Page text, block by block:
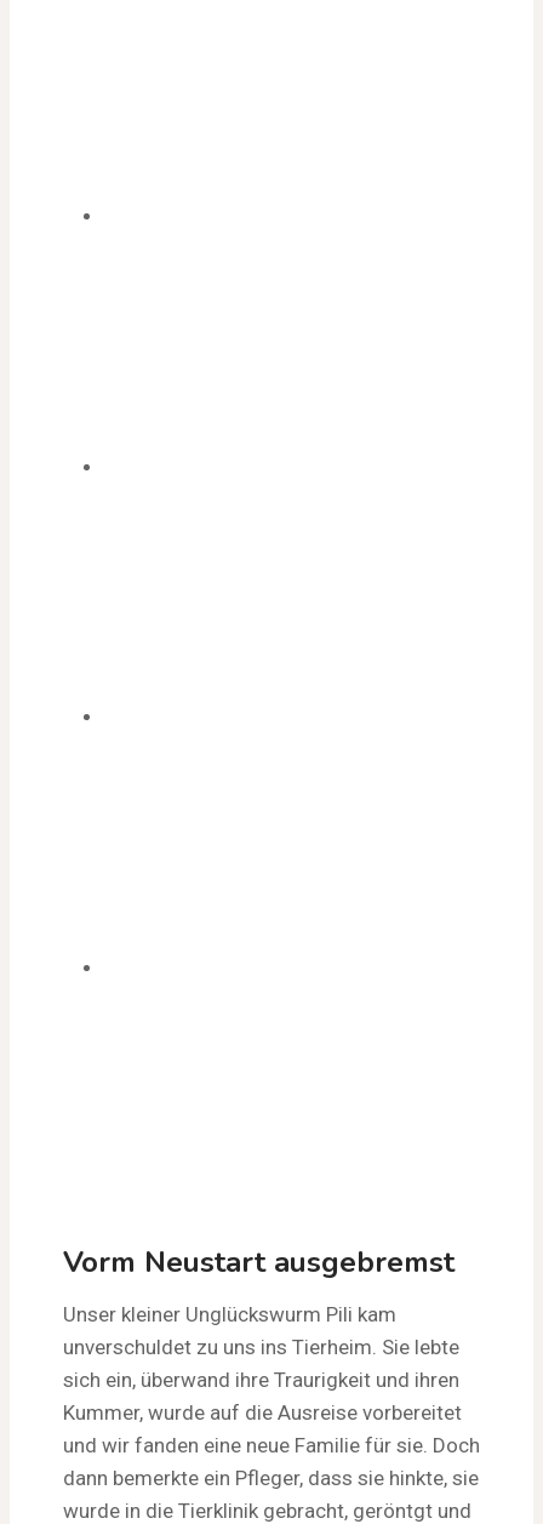
Vorm Neustart ausgebremst
Unser kleiner Unglückswurm Pili kam
unverschuldet zu uns ins Tierheim. Sie lebte
sich ein, überwand ihre Traurigkeit und ihren
Kummer, wurde auf die Ausreise vorbereitet
und wir fanden eine neue Familie für sie. Doch
dann bemerkte ein Pfleger, dass sie hinkte, sie
wurde in die Tierklinik gebracht, geröntgt und